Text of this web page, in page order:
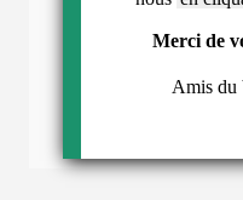
Merci de
Amis du